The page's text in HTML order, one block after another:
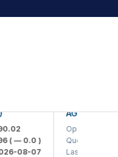
0.0 )
08-07
AGBAP
Open Price :
Quoted Price :
Last transaction :